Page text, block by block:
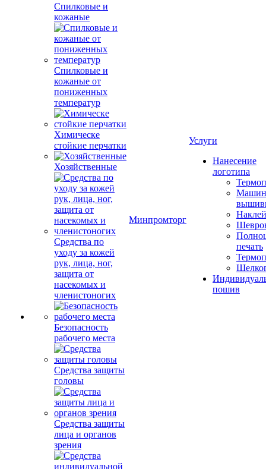
Спилковые и
кожаные
Спилковые и
кожаные от
пониженных
температур
Химическе
стойкие перчатки
Хозяйственные
Средства по
уходу за кожей
рук, лица, ног,
защита от
насекомых и
членистоногих
Безопасность
рабочего места
Средства защиты
головы
Средства защиты
лица и органов
зрения
Минпромторг
Услуги
Нанесение
логотипа
печать
пошив